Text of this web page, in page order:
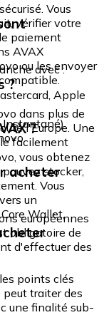
Vous
vérifier votre
paiement
AVAX
ou les envoyer
avec :
Apple
Instantané)
?
dans plus de
l'Europe. Une
facilement
?
vous obtenez
stocker,
Vous
un
Wallet,
acheter
européennes
obligatoire de
d'effectuer des
points clés
traiter des
une finalité sub-